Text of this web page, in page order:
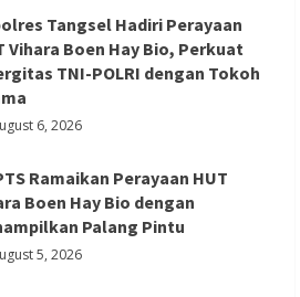
5, 2026
Berita Nasional
Pelabuhan
Gate System,
Tangsel Hadiri Perayaan
Vihara Boen Hay Bio, Perkuat
TNI-POLRI dengan Tokoh
6, 2026
Ramaikan Perayaan HUT
Boen Hay Bio dengan
Palang Pintu
5, 2026